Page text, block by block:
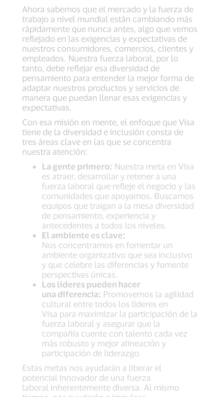
Ahora sabemos que el mercado y la fuerza de
trabajo a nivel mundial están cambiando más
rápidamente que nunca antes, algo que vemos
reflejado en las exigencias y expectativas de
nuestros consumidores, comercios, clientes y
empleados. Nuestra fuerza laboral, por lo
tanto, debe reflejar esa diversidad de
pensamiento para entender la mejor forma de
adaptar nuestros productos y servicios de
manera que puedan llenar esas exigencias y
expectativas.
Con esa misión en mente, el enfoque que Visa
tiene de la diversidad e inclusión consta de
tres áreas clave en las que se concentra
nuestra atención:
La gente primero: Nuestra meta en Visa
es atraer, desarrollar y retener a una
fuerza laboral que refleje el negocio y las
comunidades que apoyamos. Buscamos
equipos que traigan a la mesa diversidad
de pensamiento, experiencia y
antecedentes a todos los niveles.
El ambiente es clave:
Nos concentramos en fomentar un
ambiente organizativo que sea inclusivo
y que celebre las diferencias y fomente
perspectivas únicas.
Los líderes pueden hacer
una diferencia: Promovemos la agilidad
cultural entre todos los líderes en
Visa para maximizar la participación de la
fuerza laboral y asegurar que la
compañía cuente con talento cada vez
más robusto y mejor alineación y
participación de liderazgo.
Estas metas nos ayudarán a liberar el
potencial innovador de una fuerza
laboral inherentemente diversa. Al mismo